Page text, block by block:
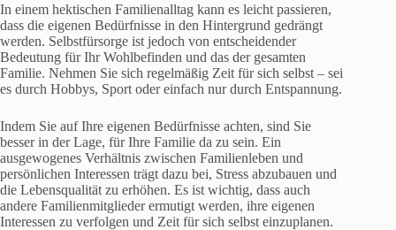
In einem hektischen Familienalltag kann es leicht passieren,
dass die eigenen Bedürfnisse in den Hintergrund gedrängt
werden. Selbstfürsorge ist jedoch von entscheidender
Bedeutung für Ihr Wohlbefinden und das der gesamten
Familie. Nehmen Sie sich regelmäßig Zeit für sich selbst – sei
es durch Hobbys, Sport oder einfach nur durch Entspannung.
Indem Sie auf Ihre eigenen Bedürfnisse achten, sind Sie
besser in der Lage, für Ihre Familie da zu sein. Ein
ausgewogenes Verhältnis zwischen Familienleben und
persönlichen Interessen trägt dazu bei, Stress abzubauen und
die Lebensqualität zu erhöhen. Es ist wichtig, dass auch
andere Familienmitglieder ermutigt werden, ihre eigenen
Interessen zu verfolgen und Zeit für sich selbst einzuplanen.